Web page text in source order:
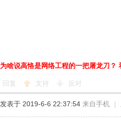
为啥说高恪是网络工程的一把屠龙刀？
回复 支持 反对
发表于 2019-6-6 22:37:54 来自手机 |